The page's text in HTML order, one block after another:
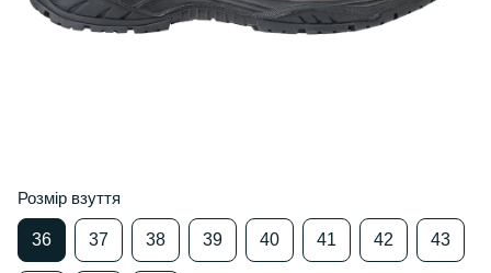
Розмір взуття
36 37 38 39 40 41 42 43